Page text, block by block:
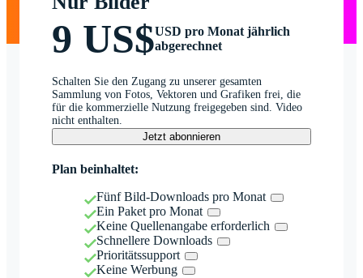
9 US$USD pro Monat jährlich
abgerechnet
Schalten Sie den Zugang zu unserer gesamten
Sammlung von Fotos, Vektoren und Grafiken frei, die
für die kommerzielle Nutzung freigegeben sind. Video
nicht enthalten.
Jetzt abonnieren
Plan beinhaltet:
Fünf Bild-Downloads pro Monat
Ein Paket pro Monat
Keine Quellenangabe erforderlich
Schnellere Downloads
Prioritätssupport
Keine Werbung